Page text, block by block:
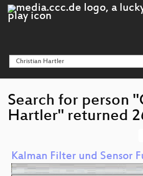
Search for person
Hartler" returned
Kalman Filter und Sensor